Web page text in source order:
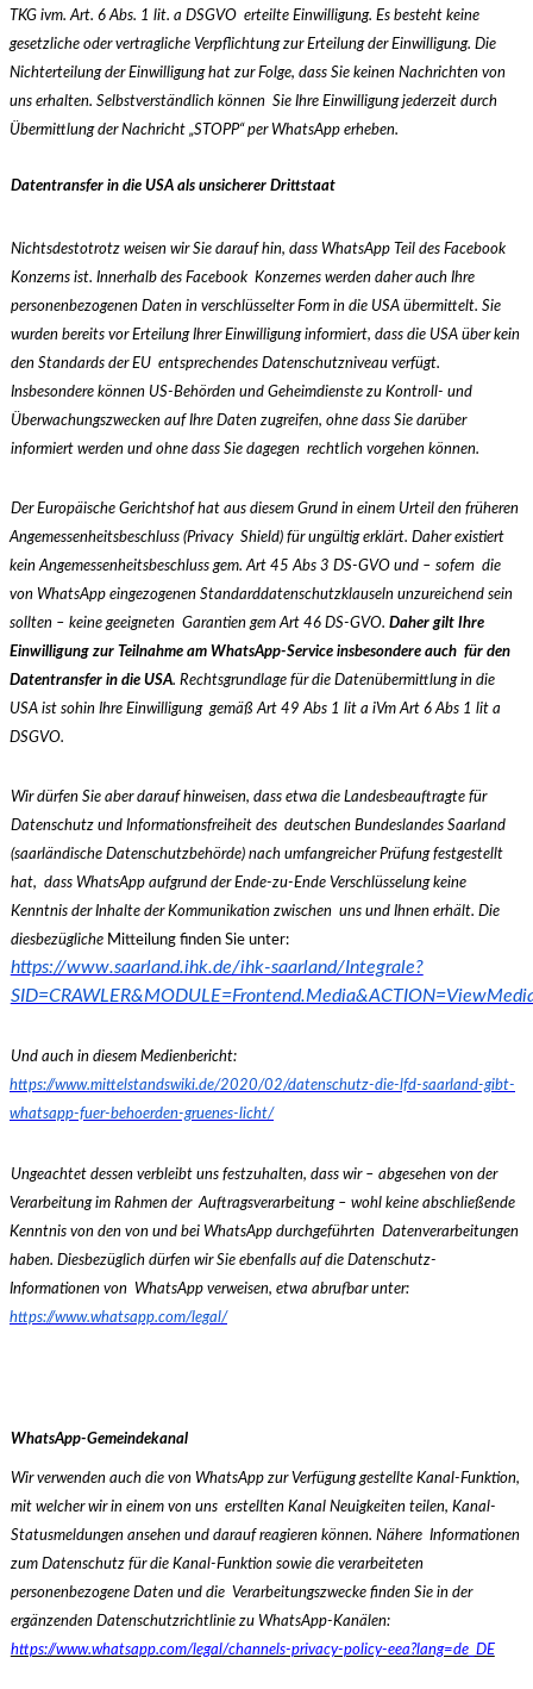
TKG ivm. Art. 6 Abs. 1 lit. a DSGVO erteilte Einwilligung. Es besteht keine
gesetzliche oder vertragliche Verpflichtung zur Erteilung der Einwilligung. Die
Nichterteilung der Einwilligung hat zur Folge, dass Sie keinen Nachrichten von
uns erhalten. Selbstverständlich können Sie Ihre Einwilligung jederzeit durch
Übermittlung der Nachricht „STOPP“ per WhatsApp erheben.
Datentransfer in die USA als unsicherer Drittstaat
Nichtsdestotrotz weisen wir Sie darauf hin, dass WhatsApp Teil des Facebook
Konzerns ist. Innerhalb des Facebook Konzernes werden daher auch Ihre
personenbezogenen Daten in verschlüsselter Form in die USA übermittelt. Sie
wurden bereits vor Erteilung Ihrer Einwilligung informiert, dass die USA über kein
den Standards der EU entsprechendes Datenschutzniveau verfügt.
Insbesondere können US-Behörden und Geheimdienste zu Kontroll- und
Überwachungszwecken auf Ihre Daten zugreifen, ohne dass Sie darüber
informiert werden und ohne dass Sie dagegen rechtlich vorgehen können.
Der Europäische Gerichtshof hat aus diesem Grund in einem Urteil den früheren
Angemessenheitsbeschluss (Privacy Shield) für ungültig erklärt. Daher existiert
kein Angemessenheitsbeschluss gem. Art 45 Abs 3 DS-GVO und – sofern die
von WhatsApp eingezogenen Standarddatenschutzklauseln unzureichend sein
sollten – keine geeigneten Garantien gem Art 46 DS-GVO. Daher gilt Ihre
Einwilligung zur Teilnahme am WhatsApp-Service insbesondere auch für den
Datentransfer in die USA. Rechtsgrundlage für die Datenübermittlung in die
USA ist sohin Ihre Einwilligung gemäß Art 49 Abs 1 lit a iVm Art 6 Abs 1 lit a
DSGVO.
Wir dürfen Sie aber darauf hinweisen, dass etwa die Landesbeauftragte für
Datenschutz und Informationsfreiheit des deutschen Bundeslandes Saarland
(saarländische Datenschutzbehörde) nach umfangreicher Prüfung festgestellt
hat, dass WhatsApp aufgrund der Ende-zu-Ende Verschlüsselung keine
Kenntnis der Inhalte der Kommunikation zwischen uns und Ihnen erhält. Die
diesbezügliche Mitteilung finden Sie unter:
https://www.saarland.ihk.de/ihk-saarland/Integrale?
Und auch in diesem Medienbericht:
https://www.mittelstandswiki.de/2020/02/datenschutz-die-lfd-saarland-gibt-
whatsapp-fuer-behoerden-gruenes-licht/
Ungeachtet dessen verbleibt uns festzuhalten, dass wir – abgesehen von der
Verarbeitung im Rahmen der Auftragsverarbeitung – wohl keine abschließende
Kenntnis von den von und bei WhatsApp durchgeführten Datenverarbeitungen
haben. Diesbezüglich dürfen wir Sie ebenfalls auf die Datenschutz-
Informationen von WhatsApp verweisen, etwa abrufbar unter:
https://www.whatsapp.com/legal/
WhatsApp-Gemeindekanal
Wir verwenden auch die von WhatsApp zur Verfügung gestellte Kanal-Funktion,
mit welcher wir in einem von uns erstellten Kanal Neuigkeiten teilen, Kanal-
Statusmeldungen ansehen und darauf reagieren können. Nähere Informationen
zum Datenschutz für die Kanal-Funktion sowie die verarbeiteten
personenbezogene Daten und die
Verarbeitungszwecke finden Sie in der
ergänzenden Datenschutzrichtlinie zu WhatsApp-Kanälen:
https://www.whatsapp.com/legal/channels-privacy-policy-eea?lang=de_DE